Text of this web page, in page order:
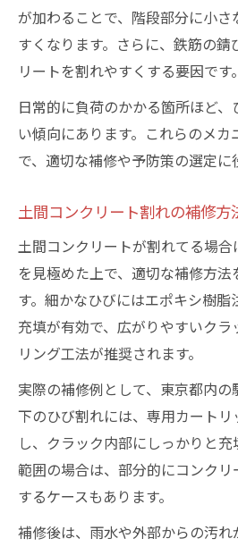
が加わることで、階段部分に小さ
すくなります。さらに、鉄筋の錆
リートを割れやすくする要因です。
日常的に負荷のかかる箇所ほど
い傾向にあります。これらのメカ
で、適切な補修や予防策の選定に
土間コンクリート割れの補修方
土間コンクリートが割れてる場
を見極めた上で、適切な補修方
す。細かなひびにはエポキシ樹
充填が有効で、広がりやすいク
リング工法が推奨されます。
実際の補修例として、東京都内
下のひび割れには、専用カート
し、クラック内部にしっかりと
範囲の場合は、部分的にコンク
するケースもあります。
補修後は、雨水や外部からの汚